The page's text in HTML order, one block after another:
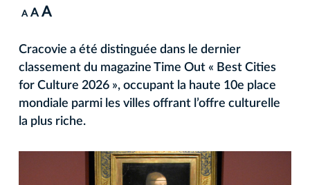
A A A
Cracovie a été distinguée dans le dernier
classement du magazine Time Out « Best Cities
for Culture 2026 », occupant la haute 10e place
mondiale parmi les villes offrant l’offre culturelle
la plus riche.